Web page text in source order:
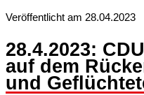
Veröffentlicht am 28.04.2023
28.4.2023:
auf dem
und